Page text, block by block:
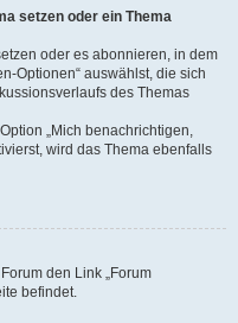
setzen oder ein Thema
oder es abonnieren, in dem
Optionen“ auswählst, die sich
des Themas
„Mich benachrichtigen,
wird das Thema ebenfalls
den Link „Forum
befindet.